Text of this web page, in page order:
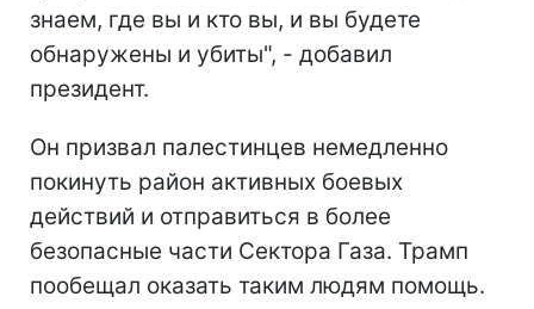
знаем, где вы и кто вы, и вы будете
обнаружены и убиты", - добавил
президент.
Он призвал палестинцев немедленно
покинуть район активных боевых
действий и отправиться в более
безопасные части Сектора Газа. Трамп
пообещал оказать таким людям помощь.